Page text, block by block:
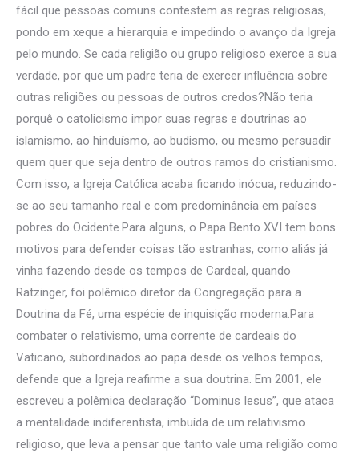
fácil que pessoas comuns contestem as regras religiosas,
pondo em xeque a hierarquia e impedindo o avanço da Igreja
pelo mundo. Se cada religião ou grupo religioso exerce a sua
verdade, por que um padre teria de exercer influência sobre
outras religiões ou pessoas de outros credos?Não teria
porquê o catolicismo impor suas regras e doutrinas ao
islamismo, ao hinduísmo, ao budismo, ou mesmo persuadir
quem quer que seja dentro de outros ramos do cristianismo.
Com isso, a Igreja Católica acaba ficando inócua, reduzindo-
se ao seu tamanho real e com predominância em países
pobres do Ocidente.Para alguns, o Papa Bento XVI tem bons
motivos para defender coisas tão estranhas, como aliás já
vinha fazendo desde os tempos de Cardeal, quando
Ratzinger, foi polêmico diretor da Congregação para a
Doutrina da Fé, uma espécie de inquisição moderna.Para
combater o relativismo, uma corrente de cardeais do
Vaticano, subordinados ao papa desde os velhos tempos,
defende que a Igreja reafirme a sua doutrina. Em 2001, ele
escreveu a polêmica declaração “Dominus Iesus”, que ataca
a mentalidade indiferentista, imbuída de um relativismo
religioso, que leva a pensar que tanto vale uma religião como